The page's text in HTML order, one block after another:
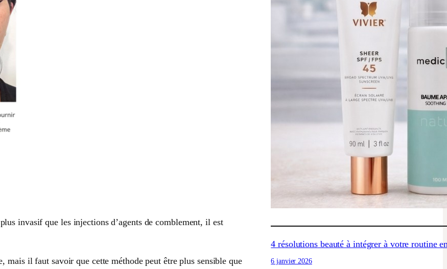
invasif que les injections d’agents de comblement, il est
mais il faut savoir que cette méthode peut être plus sensible que
4 résolutions beauté à intégrer à votre routine
6 janvier 2026